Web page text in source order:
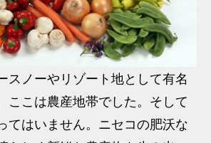
スノーやリゾート地として有名
ここは農産地帯でした。そして
てはいません。ニセコの肥沃な